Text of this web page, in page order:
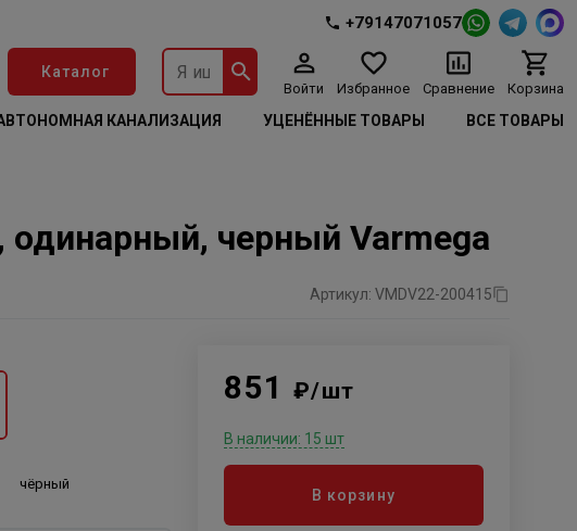
+79147071057
Каталог
Войти Избранное Сравнение Корзина
КАНАЛИЗАЦИЯ УЦЕНЁННЫЕ ТОВАРЫ ВСЕ ТОВАРЫ
одинарный, черный Varmega
Артикул: VMDV22-200415
чёрный
851 ₽/шт
В наличии: 15 шт
В корзину